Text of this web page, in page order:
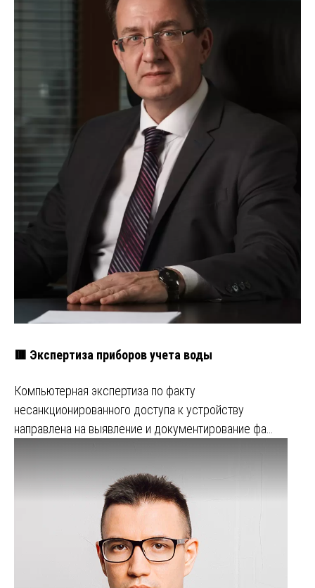
🟥 Экспертиза приборов учета воды
Компьютерная экспертиза по факту
несанкционированного доступа к устройству
направлена на выявление и документирование фа…